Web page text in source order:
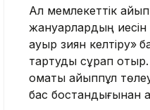
Ал мемлекеттік
жануарлардың иесін
ауыр зиян келтiру»
тартуды сұрап отыр.
қомақты айыппұл
бас бостандығынан